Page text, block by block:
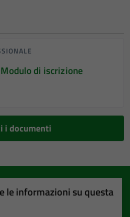
di iscrizione
i documenti
le informazioni su questa